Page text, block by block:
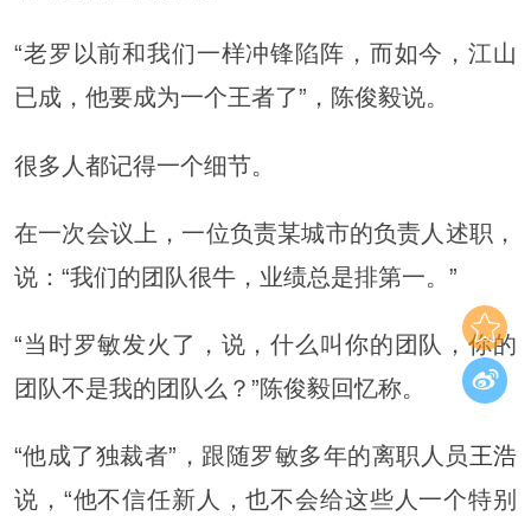
“老罗以前和我们一样冲锋陷阵，而如今，江山
已成，他要成为一个王者了”，陈俊毅说。
很多人都记得一个细节。
在一次会议上，一位负责某城市的负责人述职，
说：“我们的团队很牛，业绩总是排第一。”
“当时罗敏发火了，说，什么叫你的团队，你的
团队不是我的团队么？”陈俊毅回忆称。
“他成了独裁者”，跟随罗敏多年的离职人员王浩
说，“他不信任新人，也不会给这些人一个特别